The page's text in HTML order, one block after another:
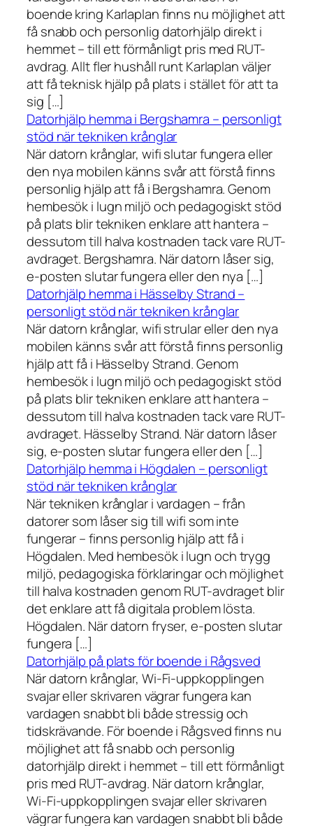
boende kring Karlaplan finns nu möjlighet att
få snabb och personlig datorhjälp direkt i
hemmet – till ett förmånligt pris med RUT-
avdrag. Allt fler hushåll runt Karlaplan väljer
att få teknisk hjälp på plats i stället för att ta
sig […]
Datorhjälp hemma i Bergshamra – personligt
stöd när tekniken krånglar
När datorn krånglar, wifi slutar fungera eller
den nya mobilen känns svår att förstå finns
personlig hjälp att få i Bergshamra. Genom
hembesök i lugn miljö och pedagogiskt stöd
på plats blir tekniken enklare att hantera –
dessutom till halva kostnaden tack vare RUT-
avdraget. Bergshamra. När datorn låser sig,
e-posten slutar fungera eller den nya […]
Datorhjälp hemma i Hässelby Strand –
personligt stöd när tekniken krånglar
När datorn krånglar, wifi strular eller den nya
mobilen känns svår att förstå finns personlig
hjälp att få i Hässelby Strand. Genom
hembesök i lugn miljö och pedagogiskt stöd
på plats blir tekniken enklare att hantera –
dessutom till halva kostnaden tack vare RUT-
avdraget. Hässelby Strand. När datorn låser
sig, e-posten slutar fungera eller den […]
Datorhjälp hemma i Högdalen – personligt
stöd när tekniken krånglar
När tekniken krånglar i vardagen – från
datorer som låser sig till wifi som inte
fungerar – finns personlig hjälp att få i
Högdalen. Med hembesök i lugn och trygg
miljö, pedagogiska förklaringar och möjlighet
till halva kostnaden genom RUT-avdraget blir
det enklare att få digitala problem lösta.
Högdalen. När datorn fryser, e-posten slutar
fungera […]
Datorhjälp på plats för boende i Rågsved
När datorn krånglar, Wi-Fi-uppkopplingen
svajar eller skrivaren vägrar fungera kan
vardagen snabbt bli både stressig och
tidskrävande. För boende i Rågsved finns nu
möjlighet att få snabb och personlig
datorhjälp direkt i hemmet – till ett förmånligt
pris med RUT-avdrag. När datorn krånglar,
Wi-Fi-uppkopplingen svajar eller skrivaren
vägrar fungera kan vardagen snabbt bli både